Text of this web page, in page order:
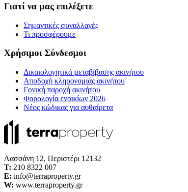
Γιατί να μας επιλέξετε
Σημαντικές συναλλαγές
Τι προσφέρουμε
Χρήσιμοι Σύνδεσμοι
Δικαιολογητικά μεταβίβασης ακινήτου
Αποδοχή κληρονομιάς ακινήτου
Γονική παροχή ακινήτου
Φορολογία ενοικίων 2026
Νέος κώδικας για αυθαίρετα
Λασσάνη 12, Περιστέρι 12132
Τ: 210 8322 007
E: info@terraproperty.gr
W: www.terraproperty.gr